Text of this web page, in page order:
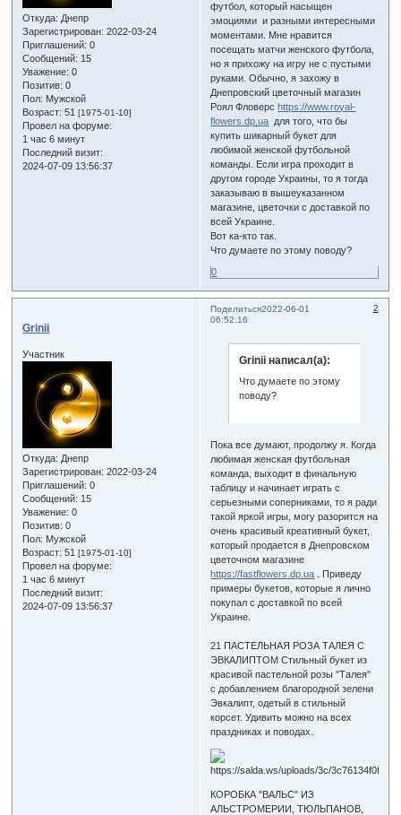
Откуда: Днепр
Зарегистрирован: 2022-03-24
Приглашений: 0
Сообщений: 15
Уважение: 0
Позитив: 0
Пол: Мужской
Возраст: 51[1975-01-10]
Провел на форуме:
1 час 6 минут
Последний визит:
2024-07-09 13:56:37
футбол, который насыщен
эмоциями и разными интересными
моментами. Мне нравится
посещать матчи женского футбола,
но я прихожу на игру не с пустыми
руками. Обычно, я захожу в
Днепровский цветочный магазин
Роял Фловерсhttps://www.royal-
flowers.dp.ua для того, что бы
купить шикарный букет для
любимой женской футбольной
команды. Если игра проходит в
другом городе Украины, то я тогда
заказываю в вышеуказанном
магазине, цветочки с доставкой по
всей Украине.
Вот ка-кто так.
Что думаете по этому поводу?
0
Поделиться 2
2022-06-01
06:52:16
Grinii
Участник
Откуда: Днепр
Зарегистрирован: 2022-03-24
Приглашений: 0
Сообщений: 15
Уважение: 0
Позитив: 0
Пол: Мужской
Возраст: 51[1975-01-10]
Провел на форуме:
1 час 6 минут
Последний визит:
2024-07-09 13:56:37
Grinii написал(а):
Что думаете по этому
поводу?
Пока все думают, продолжу я. Когда
любимая женская футбольная
команда, выходит в финальную
таблицу и начинает играть с
серьезными соперниками, то я ради
такой яркой игры, могу разорится на
очень красивый креативный букет,
который продается в Днепровском
цветочном магазине
https://fastflowers.dp.ua . Приведу
примеры букетов, которые я лично
покупал с доставкой по всей
Украине.
21 ПАСТЕЛЬНАЯ РОЗА ТАЛЕЯ С
ЭВКАЛИПТОМ Стильный букет из
красивой пастельной розы "Талея"
с добавлением благородной зелени
Эвкалипт, одетый в стильный
корсет. Удивить можно на всех
праздниках и поводах.
КОРОБКА "ВАЛЬС" ИЗ
АЛЬСТРОМЕРИИ, ТЮЛЬПАНОВ,